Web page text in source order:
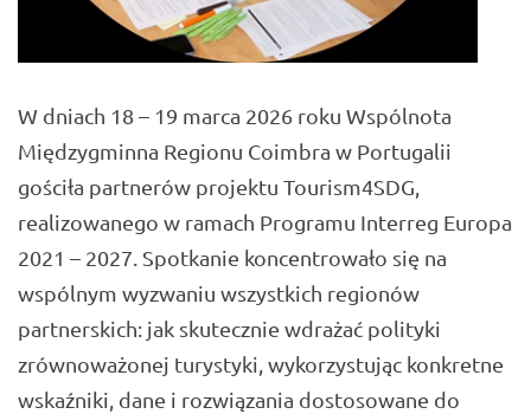
W dniach 18 – 19 marca 2026 roku Wspólnota
Międzygminna Regionu Coimbra w Portugalii
gościła partnerów projektu Tourism4SDG,
realizowanego w ramach Programu Interreg Europa
2021 – 2027. Spotkanie koncentrowało się na
wspólnym wyzwaniu wszystkich regionów
partnerskich: jak skutecznie wdrażać polityki
zrównoważonej turystyki, wykorzystując konkretne
wskaźniki, dane i rozwiązania dostosowane do